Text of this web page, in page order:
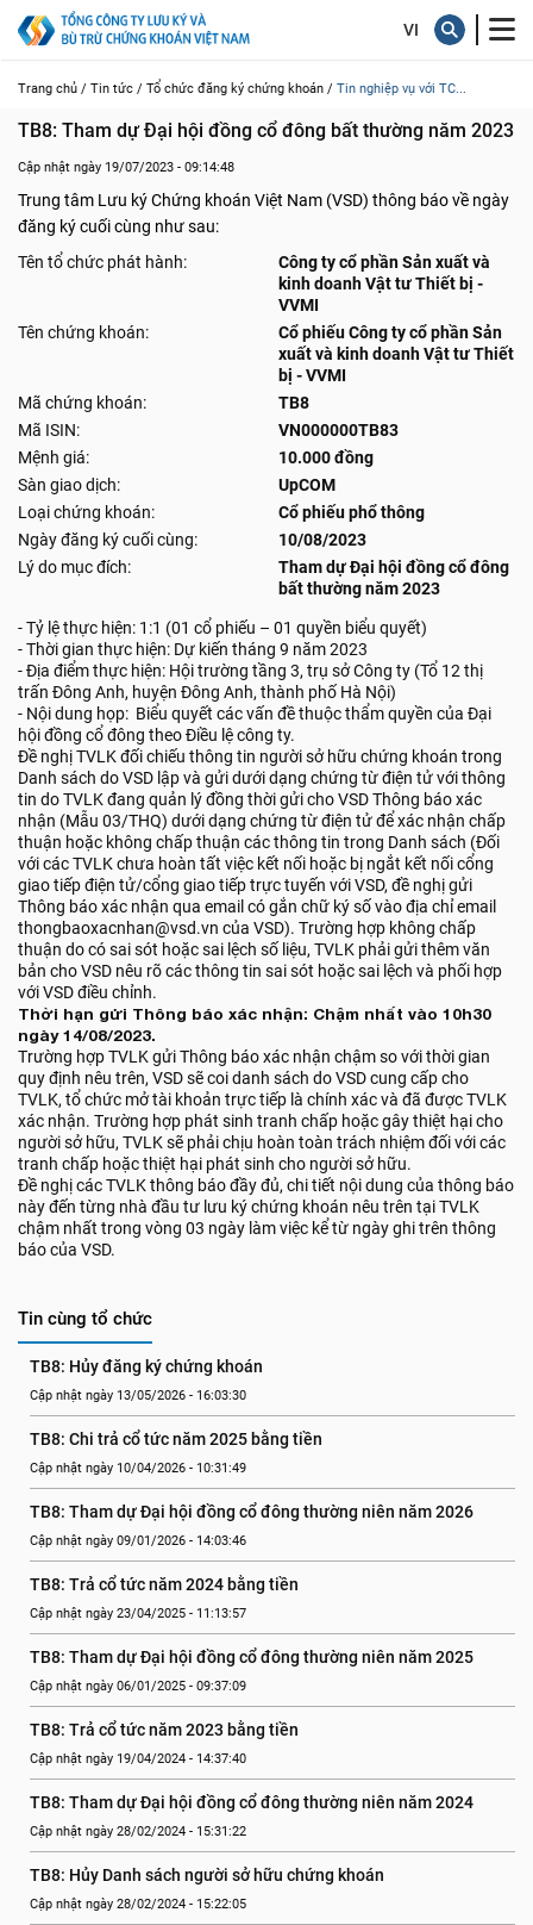
Trang chủ / Tin tức / Tổ chức đăng ký chứng khoán / Tin nghiệp vụ với TC...
TB8: Tham dự Đại hội đồng cổ đông bất thường năm 2023
Cập nhật ngày 19/07/2023 - 09:14:48
Trung tâm Lưu ký Chứng khoán Việt Nam (VSD) thông báo về ngày
đăng ký cuối cùng như sau:
Tên tổ chức phát hành:
Công ty cổ phần Sản xuất và
kinh doanh Vật tư Thiết bị -
VVMI
Tên chứng khoán:
Cổ phiếu Công ty cổ phần Sản
xuất và kinh doanh Vật tư Thiết
bị - VVMI
Mã chứng khoán:
TB8
Mã ISIN:
VN000000TB83
Mệnh giá:
10.000 đồng
Sàn giao dịch:
UpCOM
Loại chứng khoán:
Cổ phiếu phổ thông
Ngày đăng ký cuối cùng:
10/08/2023
Lý do mục đích:
Tham dự Đại hội đồng cổ đông
bất thường năm 2023
- Tỷ lệ thực hiện: 1:1 (01 cổ phiếu – 01 quyền biểu quyết)
- Thời gian thực hiện: Dự kiến tháng 9 năm 2023
- Địa điểm thực hiện: Hội trường tầng 3, trụ sở Công ty (Tổ 12 thị
trấn Đông Anh, huyện Đông Anh, thành phố Hà Nội)
- Nội dung họp: Biểu quyết các vấn đề thuộc thẩm quyền của Đại
hội đồng cổ đông theo Điều lệ công ty.
Đề nghị TVLK đối chiếu thông tin người sở hữu chứng khoán trong
Danh sách do VSD lập và gửi dưới dạng chứng từ điện tử với thông
tin do TVLK đang quản lý đồng thời gửi cho VSD Thông báo xác
nhận (Mẫu 03/THQ) dưới dạng chứng từ điện tử để xác nhận chấp
thuận hoặc không chấp thuận các thông tin trong Danh sách (Đối
với các TVLK chưa hoàn tất việc kết nối hoặc bị ngắt kết nối cổng
giao tiếp điện tử/cổng giao tiếp trực tuyến với VSD, đề nghị gửi
Thông báo xác nhận qua email có gắn chữ ký số vào địa chỉ email
thongbaoxacnhan@vsd.vn của VSD). Trường hợp không chấp
thuận do có sai sót hoặc sai lệch số liệu, TVLK phải gửi thêm văn
bản cho VSD nêu rõ các thông tin sai sót hoặc sai lệch và phối hợp
với VSD điều chỉnh.
Thời hạn gửi Thông báo xác nhận: Chậm nhất vào 10h30
ngày 14/08/2023.
Trường hợp TVLK gửi Thông báo xác nhận chậm so với thời gian
quy định nêu trên, VSD sẽ coi danh sách do VSD cung cấp cho
TVLK, tổ chức mở tài khoản trực tiếp là chính xác và đã được TVLK
xác nhận. Trường hợp phát sinh tranh chấp hoặc gây thiệt hại cho
người sở hữu, TVLK sẽ phải chịu hoàn toàn trách nhiệm đối với các
tranh chấp hoặc thiệt hại phát sinh cho người sở hữu.
Đề nghị các TVLK thông báo đầy đủ, chi tiết nội dung của thông báo
này đến từng nhà đầu tư lưu ký chứng khoán nêu trên tại TVLK
chậm nhất trong vòng 03 ngày làm việc kể từ ngày ghi trên thông
báo của VSD.
Tin cùng tổ chức
TB8: Hủy đăng ký chứng khoán
Cập nhật ngày 13/05/2026 - 16:03:30
TB8: Chi trả cổ tức năm 2025 bằng tiền
Cập nhật ngày 10/04/2026 - 10:31:49
TB8: Tham dự Đại hội đồng cổ đông thường niên năm 2026
Cập nhật ngày 09/01/2026 - 14:03:46
TB8: Trả cổ tức năm 2024 bằng tiền
Cập nhật ngày 23/04/2025 - 11:13:57
TB8: Tham dự Đại hội đồng cổ đông thường niên năm 2025
Cập nhật ngày 06/01/2025 - 09:37:09
TB8: Trả cổ tức năm 2023 bằng tiền
Cập nhật ngày 19/04/2024 - 14:37:40
TB8: Tham dự Đại hội đồng cổ đông thường niên năm 2024
Cập nhật ngày 28/02/2024 - 15:31:22
TB8: Hủy Danh sách người sở hữu chứng khoán
Cập nhật ngày 28/02/2024 - 15:22:05